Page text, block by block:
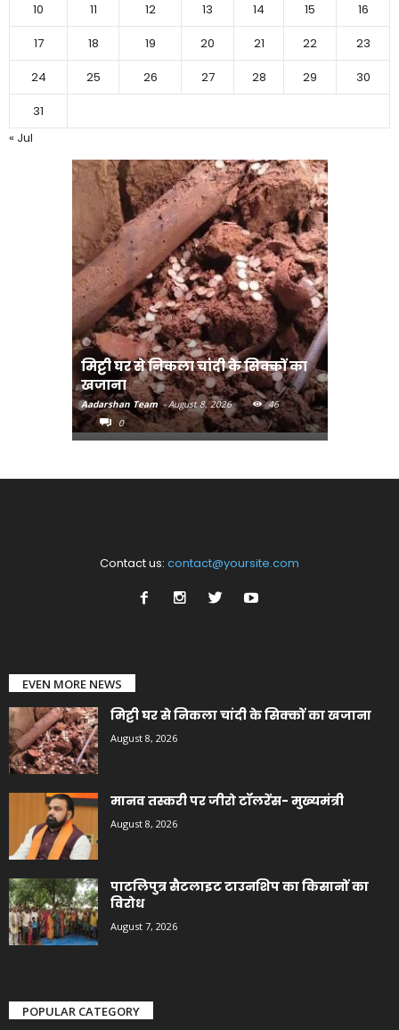
10
11 12 13 14 15
16
17
18 19 20 21 22
23
24
25 26 27 28 29
30
31
« Jul
मिट्टी घर से निकला चांदी के सिक्कों का
खजाना
Aadarshan Team - August 8, 2026
46
0
Contact us: contact@yoursite.com
EVEN MORE NEWS
मिट्टी घर से निकला चांदी के सिक्कों का खजाना
August 8, 2026
मानव तस्करी पर जीरो टॉलरेंस- मुख्यमंत्री
August 8, 2026
पाटलिपुत्र सैटलाइट टाउनशिप का किसानों का
विरोध
August 7, 2026
POPULAR CATEGORY